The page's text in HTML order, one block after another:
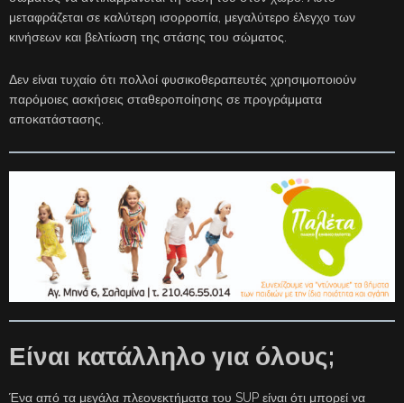
μεταφράζεται σε καλύτερη ισορροπία, μεγαλύτερο έλεγχο των
κινήσεων και βελτίωση της στάσης του σώματος.
Δεν είναι τυχαίο ότι πολλοί φυσικοθεραπευτές χρησιμοποιούν
παρόμοιες ασκήσεις σταθεροποίησης σε προγράμματα
αποκατάστασης.
Είναι κατάλληλο για όλους;
Ένα από τα μεγάλα πλεονεκτήματα του SUP είναι ότι μπορεί να